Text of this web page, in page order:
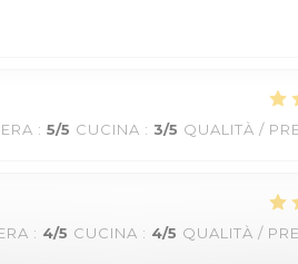
: 5/5 CUCINA : 3/5 QUALITÀ /
: 4/5 CUCINA : 4/5 QUALITÀ /